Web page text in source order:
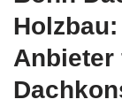
Anbieter